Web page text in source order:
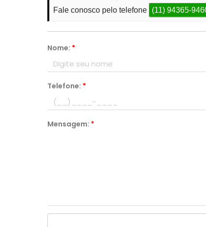
Fale conosco pelo telefone
(11) 94365-
Nome: *
Telefone: *
Mensagem: *